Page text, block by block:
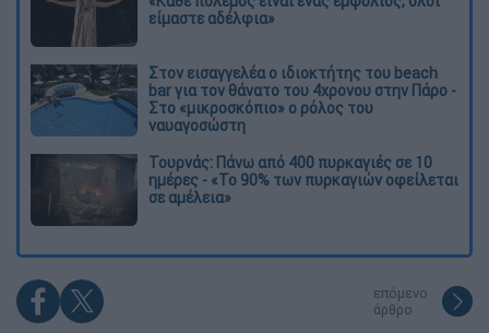
είμαστε αδέλφια»
Στον εισαγγελέα ο ιδιοκτήτης του beach
bar για τον θάνατο του 4χρονου στην Πάρο -
Στο «μικροσκόπιο» ο ρόλος του
ναυαγοσώστη
Τουρνάς: Πάνω από 400 πυρκαγιές σε 10
ημέρες - «Το 90% των πυρκαγιών οφείλεται
σε αμέλεια»
επόμενο
άρθρο